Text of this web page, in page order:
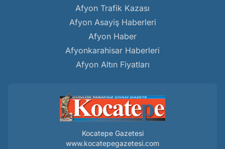
Afyon Trafik Kazası
Afyon Asayiş Haberleri
Afyon Haber
Afyonkarahisar Haberleri
Afyon Altın Fiyatları
Kocatepe Gazetesi
www.kocatepegazetesi.com